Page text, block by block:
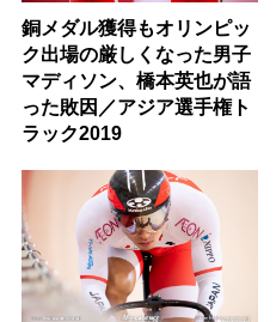
銅メダル獲得もオリンピッ
ク出場の厳しくなった男子
マディソン、橋本英也が語
った敗因／アジア選手権ト
ラック2019